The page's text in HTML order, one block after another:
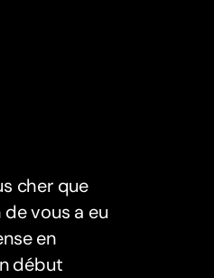
cher que
vous a eu
en
début